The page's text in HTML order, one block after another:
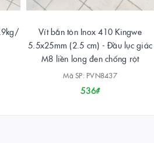
Vít bắn tôn Inox 410 Kingwe
5.5x25mm (2.5 cm) - Đầu lục giác
M8 liền long đen chống rột
Mã SP: PVN8437
536₫